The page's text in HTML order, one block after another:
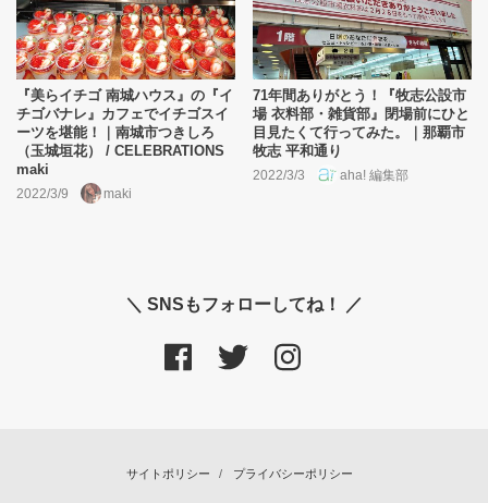
『美らイチゴ 南城ハウス』の『イ
チゴバナレ』カフェでイチゴスイ
ーツを堪能！｜南城市つきしろ
（玉城垣花） / CELEBRATIONS
maki
2022/3/9 maki
71年間ありがとう！『牧志公設市
場 衣料部・雑貨部』閉場前にひと
目見たくて行ってみた。｜那覇市
牧志 平和通り
2022/3/3 aha! 編集部
＼ SNSもフォローしてね！ ／
サイトポリシー プライバシーポリシー